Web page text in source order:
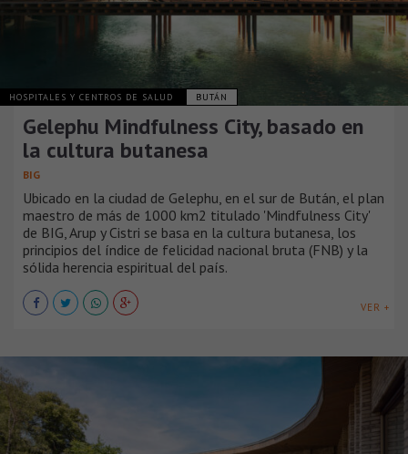
HOSPITALES Y CENTROS DE SALUD BUTÁN
Gelephu Mindfulness City, basado en
la cultura butanesa
BIG
Ubicado en la ciudad de Gelephu, en el sur de Bután, el plan
maestro de más de 1000 km2 titulado 'Mindfulness City'
de BIG, Arup y Cistri se basa en la cultura butanesa, los
principios del índice de felicidad nacional bruta (FNB) y la
sólida herencia espiritual del país.
VER +